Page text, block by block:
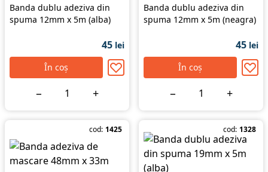
Banda dublu adeziva din
spuma 12mm x 5m (alba)
45 lei
În coș
− +
Banda dublu adeziva din
spuma 12mm x 5m (neagra)
45 lei
În coș
− +
cod: 1425 cod: 1328